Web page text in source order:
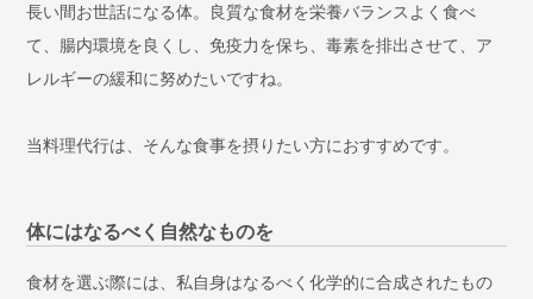
長い間お世話になる体。良質な食材を栄養バランスよく食べ
て、腸内環境を良くし、免疫力を保ち、毒素を排出させて、ア
レルギーの緩和に努めたいですね。
当料理代行は、そんな食事を摂りたい方におすすめです。
体にはなるべく自然なものを
食材を選ぶ際には、私自身はなるべく化学的に合成されたもの